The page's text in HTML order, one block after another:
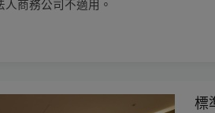
人商務公司不適用。
標